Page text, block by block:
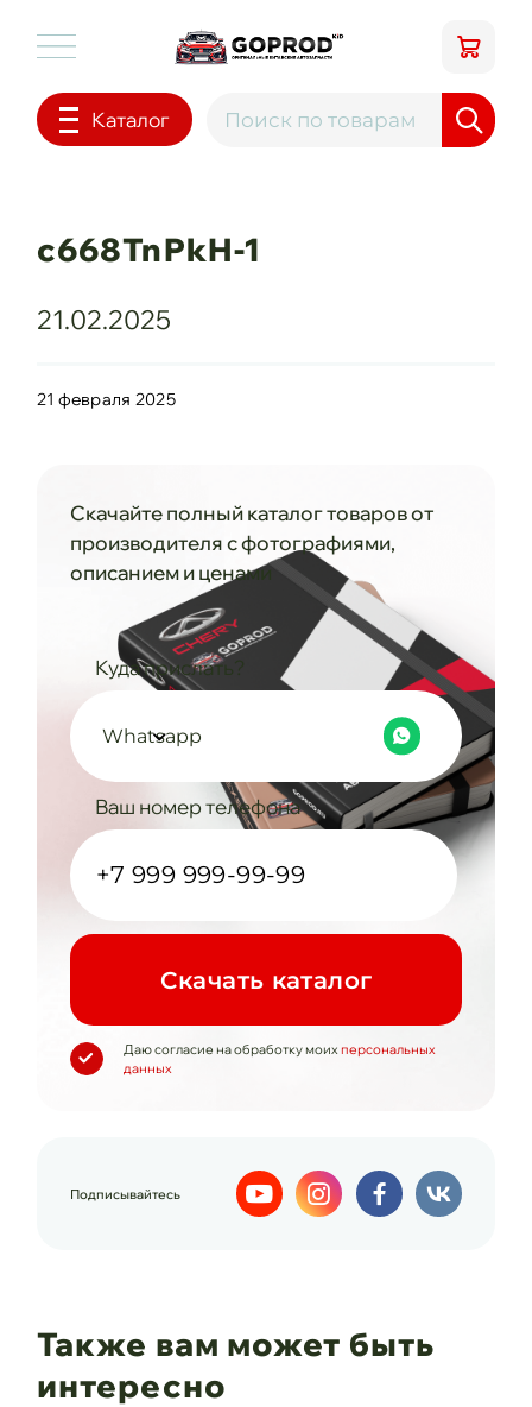
Каталог
c668TnPkH-1
21.02.2025
21 февраля 2025
Скачайте полный каталог товаров от
производителя с фотографиями,
описанием и ценами
Куда прислать?
Whatsapp
Ваш номер телефона
Cкачать каталог
Даю согласие на обработку моих персональных
данных
Подписывайтесь
Также вам может быть
интересно